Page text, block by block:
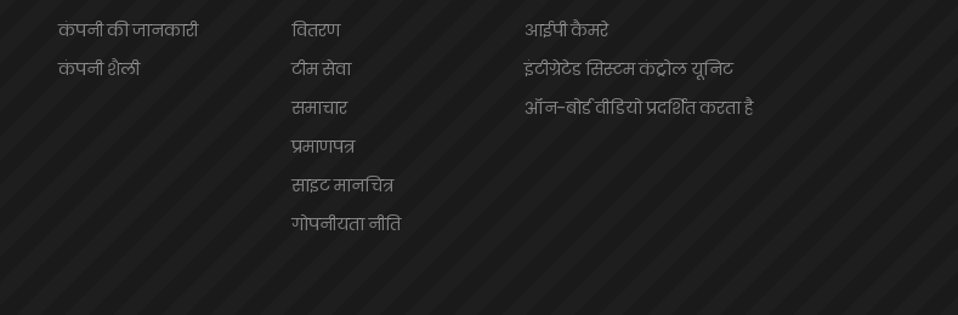
कंपनी की जानकारी
कंपनी शैली
वितरण
टीम सेवा
समाचार
प्रमाणपत्र
साइट मानचित्र
गोपनीयता नीति
आईपी ​​कैमरे
इंटीग्रेटेड सिस्टम कंट्रोल यूनिट
ऑन-बोर्ड वीडियो प्रदर्शित करता है